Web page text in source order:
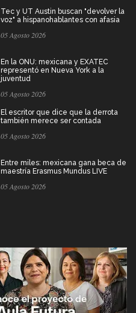
Tec y UT Austin buscan "devolver la
voz" a hispanohablantes con afasia
05 Agosto 2026
En la ONU: mexicana y EXATEC
representó en Nueva York a la
juventud
05 Agosto 2026
El escritor que dice que la derrota
también merece ser contada
05 Agosto 2026
Entre miles: mexicana gana beca de
maestría Erasmus Mundus LIVE
05 Agosto 2026